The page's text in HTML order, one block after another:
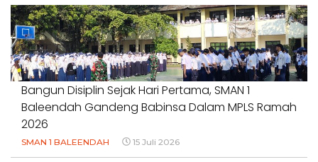
#HAKPETANI #KEADILANUNTUKPETANI
#NORMALISASISALURAN #IRIGASIRUSAK
#DUGAANPENCEMARAN #AKUNTABILITASPEMERINTAH
18 Juli 2026
Bangun Disiplin Sejak Hari Pertama, SMAN 1
Baleendah Gandeng Babinsa Dalam MPLS Ramah
2026
SMAN 1 BALEENDAH 15 Juli 2026